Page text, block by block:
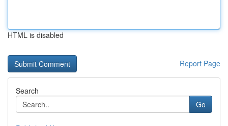
HTML is disabled
Report Page
Search
Go